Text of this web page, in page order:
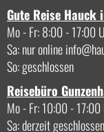
Gute Reise Hauck
Mo - Fr: 8:00 - 17:00
Sa: nur onlineinfo
So: geschlossen
Reisebüro
Mo - Fr: 10:00 - 17:00
Sa: derzeit geschlossen